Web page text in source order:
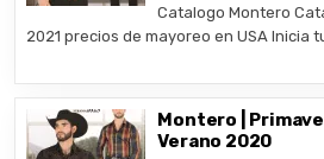
Catalogo Montero
2021 precios de mayoreo en USA Inicia
Montero |
Verano 2020